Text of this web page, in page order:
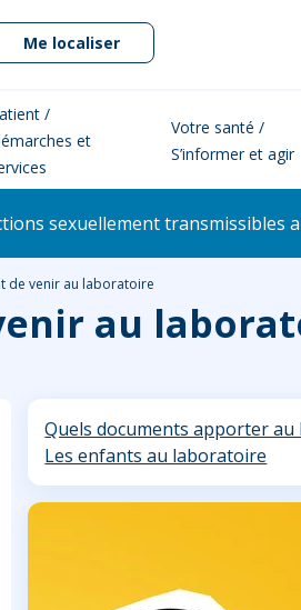
Me localiser
/
et
Votre santé /
S’informer et agir
sexuellement transmissibles
de venir au laboratoire
au
Quels documents apporter au
Les enfants au laboratoire